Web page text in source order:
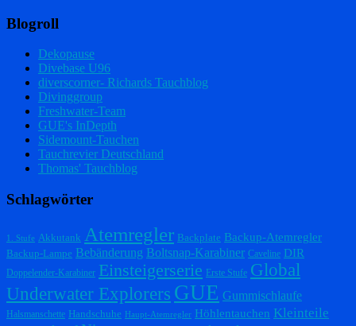
Blogroll
Dekopause
Divebase U96
diverscorner- Richards Tauchblog
Divinggroup
Freshwater-Team
GUE's InDepth
Sidemount-Tauchen
Tauchrevier Deutschland
Thomas' Tauchblog
Schlagwörter
1. Stufe Akkutank Atemregler Backplate Backup-Atemregler
Backup-Lampe Bebänderung Boltsnap-Karabiner Caveline DIR
Doppelender-Karabiner Einsteigerserie Erste Stufe Global
Underwater Explorers GUE Gummischlaufe
Halsmanschette Handschuhe Haupt-Atemregler Höhlentauchen Kleinteile